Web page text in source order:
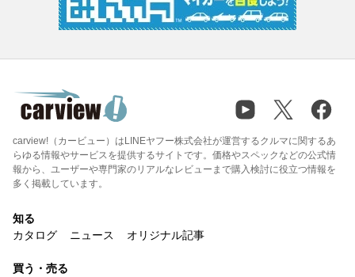
carview!（カービュー）はLINEヤフー株式会社が運営するクルマに関するあ
らゆる情報やサービスを提供するサイトです。価格やスペックなどの公式情
報から、ユーザーや専門家のリアルなレビューまで購入検討に役立つ情報を
多く掲載しています。
知る
カタログ
ニュース オリジナル記事
買う・売る